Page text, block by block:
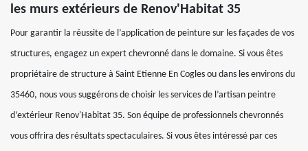
les murs extérieurs de Renov'Habitat 35
Pour garantir la réussite de l’application de peinture sur les façades de vos
structures, engagez un expert chevronné dans le domaine. Si vous êtes
propriétaire de structure à Saint Etienne En Cogles ou dans les environs du
35460, nous vous suggérons de choisir les services de l’artisan peintre
d’extérieur Renov'Habitat 35. Son équipe de professionnels chevronnés
vous offrira des résultats spectaculaires. Si vous êtes intéressé par ces